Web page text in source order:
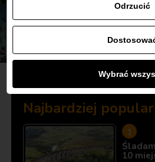
Parki rozrywki w
Najbardziej
10
Odrzucić
Wybrać